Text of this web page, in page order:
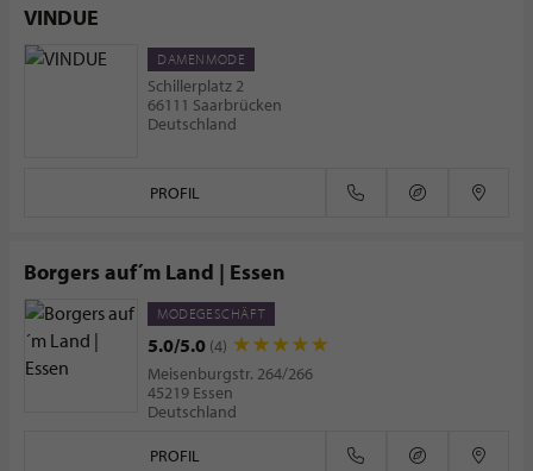
VINDUE
DAMENMODE
Schillerplatz 2
66111 Saarbrücken
Deutschland
PROFIL
Borgers auf´m Land | Essen
MODEGESCHÄFT
5.0/5.0 (4)
Meisenburgstr. 264/266
45219 Essen
Deutschland
PROFIL